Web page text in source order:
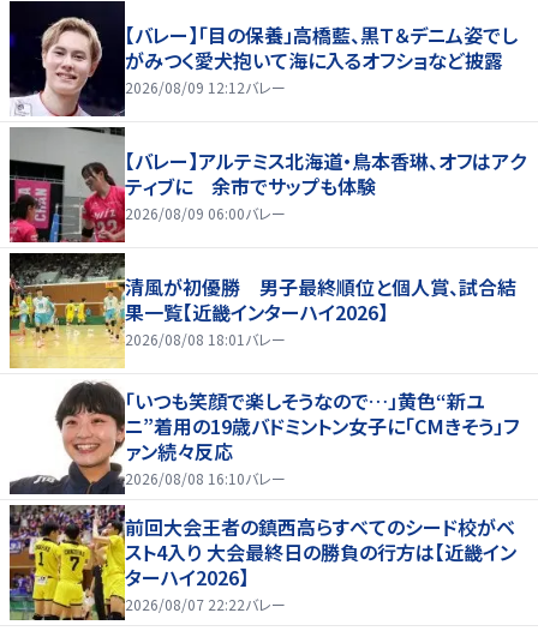
【バレー】「目の保養」高橋藍、黒Ｔ＆デニム姿でし
がみつく愛犬抱いて海に入るオフショなど披露
2026/08/09 12:12バレー
【バレー】アルテミス北海道・鳥本香琳、オフはアク
ティブに 余市でサップも体験
2026/08/09 06:00バレー
清風が初優勝 男子最終順位と個人賞、試合結
果一覧【近畿インターハイ2026】
2026/08/08 18:01 バレー
「いつも笑顔で楽しそうなので…」黄色“新ユ
ニ”着用の19歳バドミントン女子に「CMきそう」フ
ァン続々反応
2026/08/08 16:10バレー
前回大会王者の鎮西高らすべてのシード校がベ
スト4入り 大会最終日の勝負の行方は【近畿イン
ターハイ2026】
2026/08/07 22:22バレー